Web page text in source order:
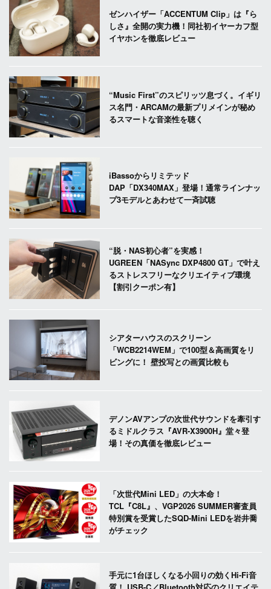
ゼンハイザー「ACCENTUM Clip」は『ら
しさ』全開の実力機！同社初イヤーカフ型
イヤホンを徹底レビュー
“Music First”のスピリッツ息づく。イギリ
ス名門・ARCAMの最新プリメインが秘め
るスマートな音楽性を聴く
iBassoからリミテッド
DAP「DX340MAX」登場！通常ラインナッ
プ3モデルとあわせて一斉試聴
“脱・NAS初心者”を実感！
UGREEN「NASync DXP4800 GT」で叶え
るストレスフリーなクリエイティブ環境
【割引クーポン有】
シアターハウスのスクリーン
「WCB2214WEM」で100型＆高画質をリ
ビングに！ 壁投写との画質比較も
デノンAVアンプの次世代サウンドを牽引す
るミドルクラス『AVR-X3900H』堂々登
場！その真価を徹底レビュー
「次世代Mini LED」の大本命！
TCL『C8L』、VGP2026 SUMMER審査員
特別賞を受賞したSQD-Mini LEDを岩井喬
がチェック
手元に1台ほしくなる小回りの効くHi-Fi音
質！ USB-C／Bluetooth対応のクリエイテ